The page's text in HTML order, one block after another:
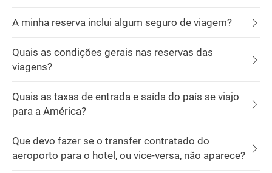
A minha reserva inclui algum seguro de viagem?
Quais as condições gerais nas reservas das
viagens?
Quais as taxas de entrada e saída do país se viajo
para a América?
Que devo fazer se o transfer contratado do
aeroporto para o hotel, ou vice-versa, não aparece?